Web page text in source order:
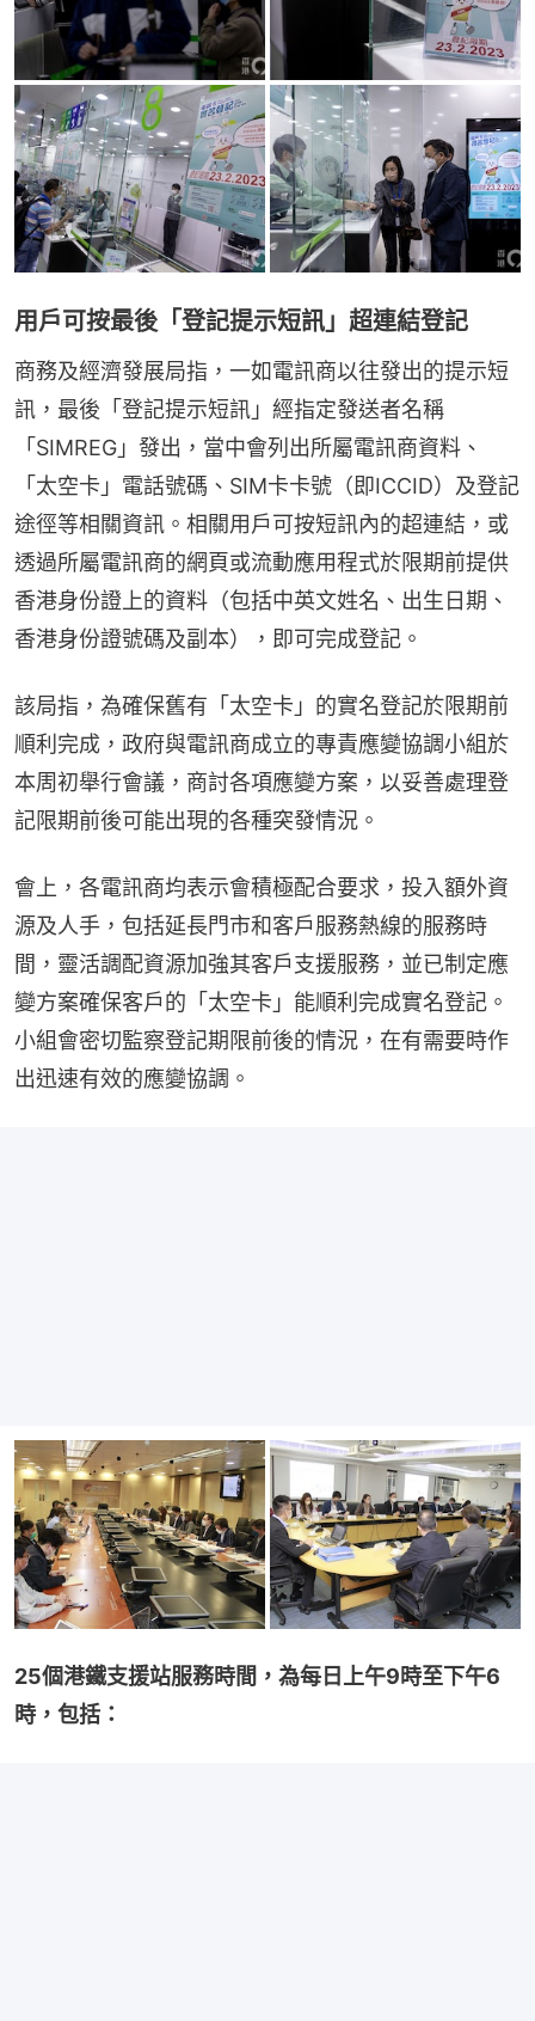
用戶可按最後「登記提示短訊」超連結登記
商務及經濟發展局指，一如電訊商以往發出的提示短
訊，最後「登記提示短訊」經指定發送者名稱
「SIMREG」發出，當中會列出所屬電訊商資料、
「太空卡」電話號碼、SIM卡卡號（即ICCID）及登記
途徑等相關資訊。相關用戶可按短訊內的超連結，或
透過所屬電訊商的網頁或流動應用程式於限期前提供
香港身份證上的資料（包括中英文姓名、出生日期、
香港身份證號碼及副本），即可完成登記。
該局指，為確保舊有「太空卡」的實名登記於限期前
順利完成，政府與電訊商成立的專責應變協調小組於
本周初舉行會議，商討各項應變方案，以妥善處理登
記限期前後可能出現的各種突發情況。
會上，各電訊商均表示會積極配合要求，投入額外資
源及人手，包括延長門市和客戶服務熱線的服務時
間，靈活調配資源加強其客戶支援服務，並已制定應
變方案確保客戶的「太空卡」能順利完成實名登記。
小組會密切監察登記期限前後的情況，在有需要時作
出迅速有效的應變協調。
25個港鐵支援站服務時間，為每日上午9時至下午6
時，包括：